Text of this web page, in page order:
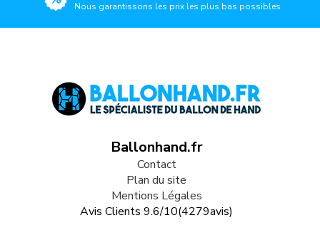
Nous garantissons les prix les plus bas possibles
Ballonhand.fr
Contact
Plan du site
Mentions Légales
Avis Clients 9.6/10(4279avis)